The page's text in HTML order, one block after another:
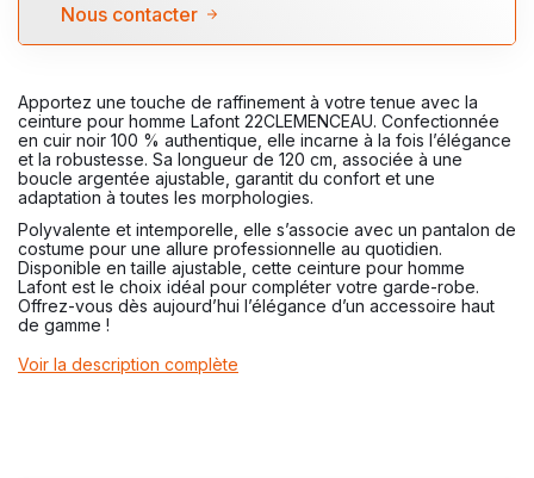
Apportez une touche de raffinement à votre tenue avec la
ceinture pour homme Lafont 22CLEMENCEAU. Confectionnée
en cuir noir 100 % authentique, elle incarne à la fois l’élégance
et la robustesse. Sa longueur de 120 cm, associée à une
boucle argentée ajustable, garantit du confort et une
adaptation à toutes les morphologies.
Polyvalente et intemporelle, elle s’associe avec un pantalon de
costume pour une allure professionnelle au quotidien.
Disponible en taille ajustable, cette ceinture pour homme
Lafont est le choix idéal pour compléter votre garde-robe.
Offrez-vous dès aujourd’hui l’élégance d’un accessoire haut
de gamme !
Voir la description complète
Nous contacter